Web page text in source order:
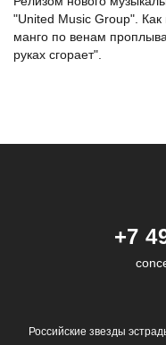
"United Music Group". Как
манго по венам
руках сгорает".
+7
Российские звезды